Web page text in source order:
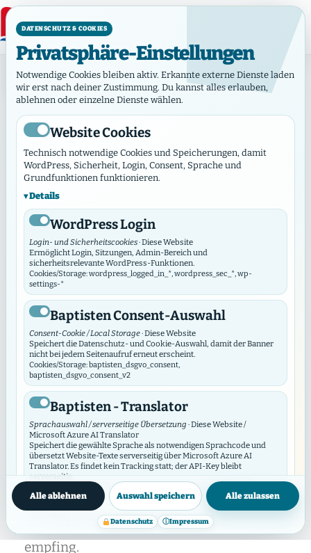
ACK Hamburg: Ökumenische Begegnung und die
EKD-Friedensdenkschrift 2025
ACK Hamburg:
Ökumenische
Begegnung und die EKD-
Friedensdenkschrift
2025
Am Dienstag, dem 23. Juni 2026, war unser
Verband – die Baptisten – bei der
Mitgliederversammlung der
Arbeitsgemeinschaft Christlicher Kirchen
in Hamburg (ACK-HH) vertreten.
Gastgeberin des Abends war die Gemeinde
der Siebenten-Tags-Adventisten, die uns
herzlich in ihren Räumen am Grindelberg
empfing.
DATENSCHUTZ & COOKIES
Privatsphäre-Einstellungen
Notwendige Cookies bleiben aktiv. Erkannte externe Dienste laden
wir erst nach deiner Zustimmung. Du kannst alles erlauben,
ablehnen oder einzelne Dienste wählen.
Website Cookies
Technisch notwendige Cookies und Speicherungen, damit
WordPress, Sicherheit, Login, Consent, Sprache und
Grundfunktionen funktionieren.
Details
WordPress Login
Login- und Sicherheitscookies· Diese Website
Ermöglicht Login, Sitzungen, Admin-Bereich und
sicherheitsrelevante WordPress-Funktionen.
Cookies/Storage: wordpress_logged_in_*, wordpress_sec_*, wp-
settings-*
Baptisten Consent-Auswahl
Consent-Cookie / Local Storage· Diese Website
Speichert die Datenschutz- und Cookie-Auswahl, damit der Banner
nicht bei jedem Seitenaufruf erneut erscheint.
Cookies/Storage: baptisten_dsgvo_consent,
baptisten_dsgvo_consent_v2
Baptisten - Translator
Sprachauswahl / serverseitige Übersetzung · Diese Website /
Microsoft Azure AI Translator
Speichert die gewählte Sprache als notwendigen Sprachcode und
übersetzt Website-Texte serverseitig über Microsoft Azure AI
Translator. Es findet kein Tracking statt; der API-Key bleibt
serverseitig.
Cookies/Storage: prxenon_ai_translator_lang Datenschutzinfos
Baptisten Video Widget
Video-Consent / lokaler Speicher· Diese Website
Das Video Widget verwaltet die Zustimmung für einzelne Videos und
Alle ablehnen Auswahl speichern Alle zulassen
Datenschutz ⓘImpressum